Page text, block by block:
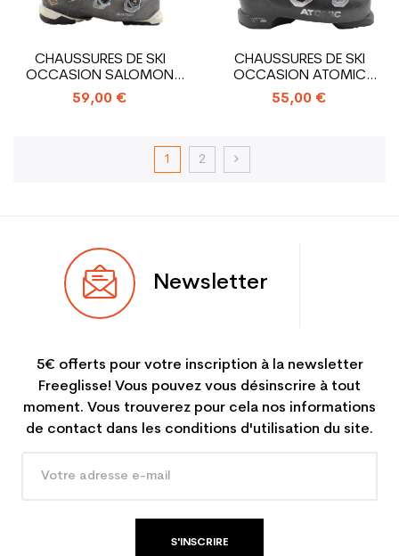
CHAUSSURES DE SKI
OCCASION SALOMON
XPRO R90 W
59,00 €
CHAUSSURES DE SKI
OCCASION ATOMIC
HAWX PRIME R85
55,00 €
1 2
Newsletter
5€ offerts pour votre inscription à la newsletter
Freeglisse! Vous pouvez vous désinscrire à tout
moment. Vous trouverez pour cela nos informations
de contact dans les conditions d'utilisation du site.
S'INSCRIRE